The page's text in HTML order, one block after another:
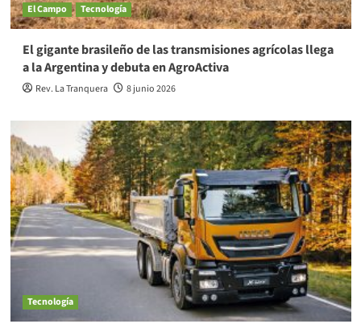
El Campo Tecnología
El gigante brasileño de las transmisiones agrícolas llega
a la Argentina y debuta en AgroActiva
Rev. La Tranquera 8 junio 2026
Tecnología